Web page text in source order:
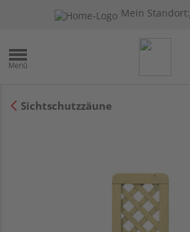
Mein Standort:
Sichtschutzzäune